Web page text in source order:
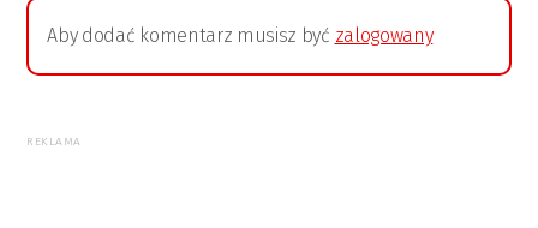
Aby dodać komentarz musisz być zalogowany
REKLAMA